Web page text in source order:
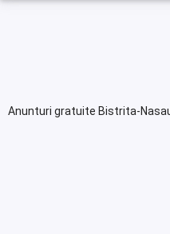
Anunturi gratuite Bistrita-